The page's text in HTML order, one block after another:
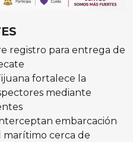
registro para entrega de
fortalece la
mediante
embarcación
marítimo cerca de